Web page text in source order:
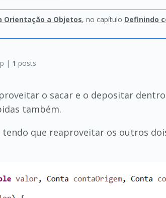
Orientação a Objetos, no capítulo Definindo
| 1 posts
o sacar e o depositar
também.
que reaproveitar os outros